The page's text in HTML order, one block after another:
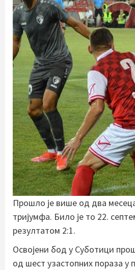
Прошло је више од два
тријумфа. Било је то 22.
резултатом 2:1.
Освојени бод у Суботици
од шест узастопних пораза у